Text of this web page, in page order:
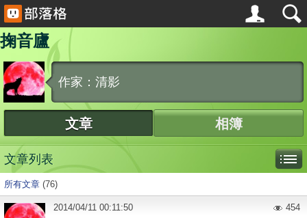
掬音廬
作家：清影
文章 相簿
文章列表
所有文章 (76)
2014/04/11 00:11:50 454